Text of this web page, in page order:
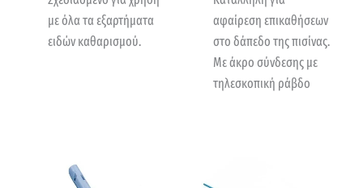
με όλα τα εξαρτήματα
ειδών καθαρισμού.
αφαίρεση επικαθήσεων
στο δάπεδο της πισίνας.
Με άκρο σύνδεσης με
τηλεσκοπική ράβδο